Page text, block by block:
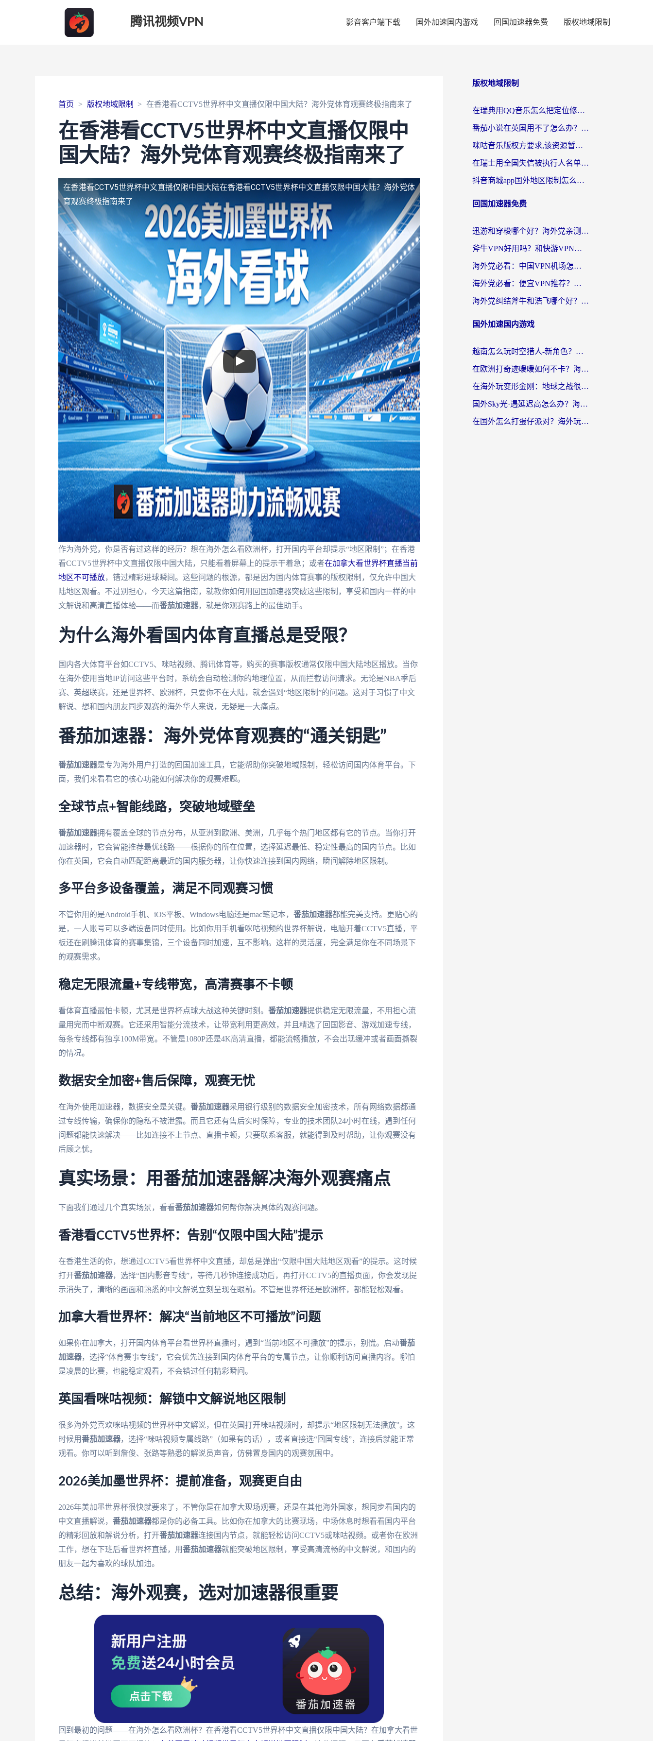
腾讯视频VPN 影音客户端下载 国外加速国内游戏 回国加速器免费 版权地域限制
首页 版权地域限制 在香港看CCTV5世界杯中文直播仅限中国大陆？海外党体育观赛终极指南来了
在香港看CCTV5世界杯中文直播仅限中
国大陆？海外党体育观赛终极指南来了
在香港看CCTV5世界杯中文直播仅限中国大陆在香港看CCTV5世界杯中文直播仅限中国大陆？海外党体
育观赛终极指南来了
作为海外党，你是否有过这样的经历？想在海外怎么看欧洲杯，打开国内平台却提示“地区限制”；在香港
看CCTV5世界杯中文直播仅限中国大陆，只能看着屏幕上的提示干着急；或者在加拿大看世界杯直播当前
地区不可播放，错过精彩进球瞬间。这些问题的根源，都是因为国内体育赛事的版权限制，仅允许中国大
陆地区观看。不过别担心，今天这篇指南，就教你如何用回国加速器突破这些限制，享受和国内一样的中
文解说和高清直播体验——而番茄加速器，就是你观赛路上的最佳助手。
为什么海外看国内体育直播总是受限？
国内各大体育平台如CCTV5、咪咕视频、腾讯体育等，购买的赛事版权通常仅限中国大陆地区播放。当你
在海外使用当地IP访问这些平台时，系统会自动检测你的地理位置，从而拦截访问请求。无论是NBA季后
赛、英超联赛，还是世界杯、欧洲杯，只要你不在大陆，就会遇到“地区限制”的问题。这对于习惯了中文
解说、想和国内朋友同步观赛的海外华人来说，无疑是一大痛点。
番茄加速器：海外党体育观赛的“通关钥匙”
番茄加速器是专为海外用户打造的回国加速工具，它能帮助你突破地域限制，轻松访问国内体育平台。下
面，我们来看看它的核心功能如何解决你的观赛难题。
全球节点+智能线路，突破地域壁垒
番茄加速器拥有覆盖全球的节点分布，从亚洲到欧洲、美洲，几乎每个热门地区都有它的节点。当你打开
加速器时，它会智能推荐最优线路——根据你的所在位置，选择延迟最低、稳定性最高的国内节点。比如
你在英国，它会自动匹配距离最近的国内服务器，让你快速连接到国内网络，瞬间解除地区限制。
多平台多设备覆盖，满足不同观赛习惯
不管你用的是Android手机、iOS平板、Windows电脑还是mac笔记本， 番茄加速器都能完美支持。更贴心的
是，一人账号可以多端设备同时使用。比如你用手机看咪咕视频的世界杯解说，电脑开着CCTV5直播，平
板还在刷腾讯体育的赛事集锦，三个设备同时加速，互不影响。这样的灵活度，完全满足你在不同场景下
的观赛需求。
稳定无限流量+专线带宽，高清赛事不卡顿
看体育直播最怕卡顿，尤其是世界杯点球大战这种关键时刻。 番茄加速器提供稳定无限流量，不用担心流
量用完而中断观赛。它还采用智能分流技术，让带宽利用更高效，并且精选了回国影音、游戏加速专线，
每条专线都有独享100M带宽。不管是1080P还是4K高清直播，都能流畅播放，不会出现缓冲或者画面撕裂
的情况。
数据安全加密+售后保障，观赛无忧
在海外使用加速器，数据安全是关键。 番茄加速器采用银行级别的数据安全加密技术，所有网络数据都通
过专线传输，确保你的隐私不被泄露。而且它还有售后实时保障，专业的技术团队24小时在线，遇到任何
问题都能快速解决——比如连接不上节点、直播卡顿，只要联系客服，就能得到及时帮助，让你观赛没有
后顾之忧。
真实场景：用番茄加速器解决海外观赛痛点
下面我们通过几个真实场景，看看番茄加速器如何帮你解决具体的观赛问题。
香港看CCTV5世界杯：告别“仅限中国大陆”提示
在香港生活的你，想通过CCTV5看世界杯中文直播，却总是弹出“仅限中国大陆地区观看”的提示。这时候
打开番茄加速器，选择“国内影音专线”，等待几秒钟连接成功后，再打开CCTV5的直播页面，你会发现提
示消失了，清晰的画面和熟悉的中文解说立刻呈现在眼前。不管是世界杯还是欧洲杯，都能轻松观看。
加拿大看世界杯：解决“当前地区不可播放”问题
如果你在加拿大，打开国内体育平台看世界杯直播时，遇到“当前地区不可播放”的提示，别慌。启动番茄
加速器，选择“体育赛事专线”，它会优先连接到国内体育平台的专属节点，让你顺利访问直播内容。哪怕
是凌晨的比赛，也能稳定观看，不会错过任何精彩瞬间。
英国看咪咕视频：解锁中文解说地区限制
很多海外党喜欢咪咕视频的世界杯中文解说，但在英国打开咪咕视频时，却提示“地区限制无法播放”。这
时候用番茄加速器，选择“咪咕视频专属线路”（如果有的话），或者直接选“回国专线”，连接后就能正常
观看。你可以听到詹俊、张路等熟悉的解说员声音，仿佛置身国内的观赛氛围中。
2026美加墨世界杯：提前准备，观赛更自由
2026年美加墨世界杯很快就要来了，不管你是在加拿大现场观赛，还是在其他海外国家，想同步看国内的
中文直播解说， 番茄加速器都是你的必备工具。比如你在加拿大的比赛现场，中场休息时想看看国内平台
的精彩回放和解说分析，打开番茄加速器连接国内节点，就能轻松访问CCTV5或咪咕视频。或者你在欧洲
工作，想在下班后看世界杯直播，用番茄加速器就能突破地区限制，享受高清流畅的中文解说，和国内的
朋友一起为喜欢的球队加油。
总结：海外观赛，选对加速器很重要
回到最初的问题——在海外怎么看欧洲杯？在香港看CCTV5世界杯中文直播仅限中国大陆？在加拿大看世
版权地域限制
在瑞典用QQ音乐怎么把定位修改到中国国内？留学生亲测有效的回国加速方案
番茄小说在英国用不了怎么办？海外党亲测有效的回国加速解决方案
咪咕音乐版权方要求,该资源暂时无法使用？海外党这样解决听歌听书+看剧炒股难题
在瑞士用全国失信被执行人名单信息公布与查询地区限制怎么办？还能看欧洲杯直播和咪咕视频吗？
抖音商城app国外地区限制怎么办？海外党解锁国内内容的实用指南
回国加速器免费
迅游和穿梭哪个好？海外党亲测3款回国加速器+手游加速对比，附避坑指南
斧牛VPN好用吗？和快游VPN对比哪个回国效果更好？马来西亚留学生亲测分享
海外党必看：中国VPN机场怎么选？3步教你无缝访问国内资源（附避坑指南）
海外党必看：便宜VPN推荐？选对回国加速器才能无缝刷国内剧玩国服
海外党纠结斧牛和浩飞哪个好？一篇搞定回国加速器选择+无缝访问国内资源指南
国外加速国内游戏
越南怎么玩时空猎人-新角色？海外党亲测有效的国服游戏加速指南
在欧洲打奇迹暖暖如何不卡？海外党玩国服游戏的终极加速攻略
在海外玩变形金刚：地球之战很卡怎么办？老玩家亲测的加速器指南，解决卡顿烦恼
国外Sky光·遇延迟高怎么办？海外玩家国服游戏加速终极指南（附实测技巧）
在国外怎么打蛋仔派对？海外玩家国服游戏加速避坑指南（附实测推荐）